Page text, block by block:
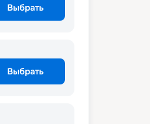
Выбрать
Выбрать